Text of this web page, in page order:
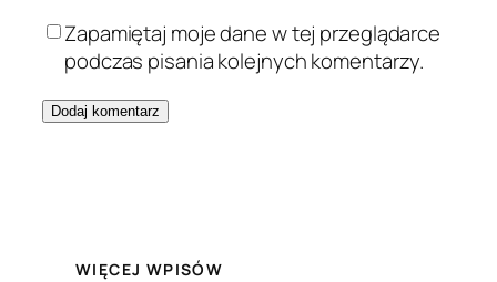
Zapamiętaj moje dane w tej przeglądarce
podczas pisania kolejnych komentarzy.
WIĘCEJ WPISÓW